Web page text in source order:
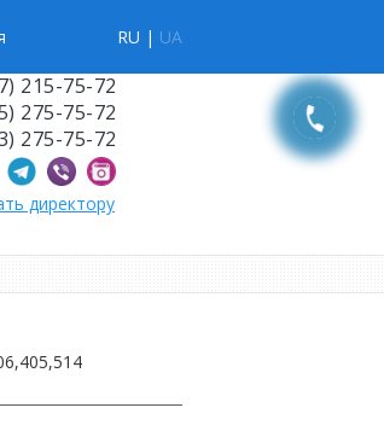
RU | UA
215-75-72
275-75-72
275-75-72
директору